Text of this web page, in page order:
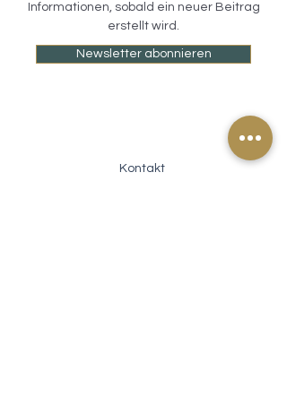
Informationen, sobald ein neuer Beitrag
erstellt wird.
Newsletter abonnieren
Kontakt